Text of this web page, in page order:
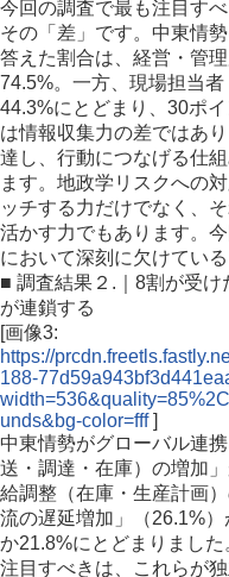
今回の調査で最も注目す
その「差」です。中東情
答えた割合は、経営・管
74.5%。一方、現場担当
44.3%にとどまり、30ポ
は情報収集力の差ではあ
達し、行動につなげる仕
ます。地政学リスクへの
ッチする力だけでなく、
活かす力でもあります。
において深刻に欠けてい
■ 調査結果２.｜8割が受
が連鎖する
[画像3:
https://
188-
unds&bg-color=fff]
中東情勢がグローバル連
送・調達・在庫）の増加
給調整（在庫・生産計画
流の遅延増加」（26.1%
か21.8%にとどまりました
注目すべきは、これらが